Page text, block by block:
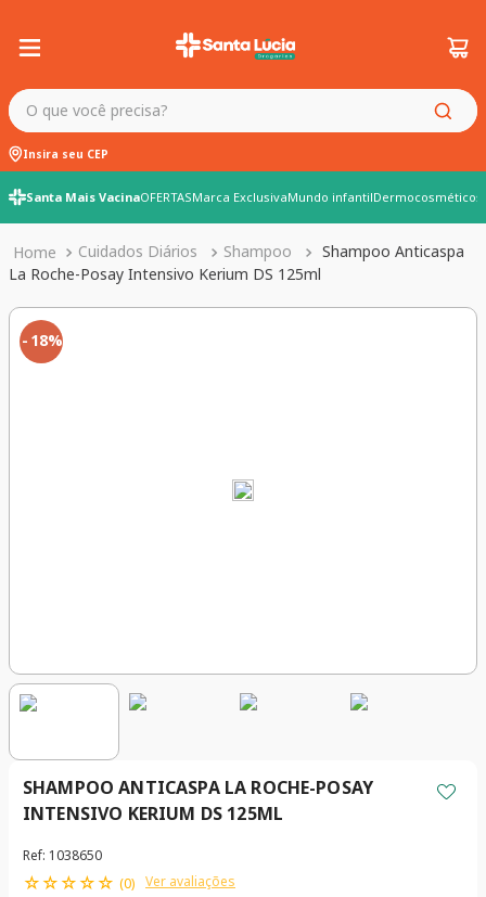
O que você precisa?
Insira seu CEP
Santa Mais VacinaOFERTASMarca ExclusivaMundo infantilDermocosméticos
Cuidados Diários Shampoo
Shampoo Anticaspa
La Roche-Posay Intensivo Kerium DS 125ml
18%
SHAMPOO ANTICASPA LA ROCHE-POSAY
INTENSIVO KERIUM DS 125ML
Ref: 1038650
☆☆☆☆☆ (0) Ver avaliações